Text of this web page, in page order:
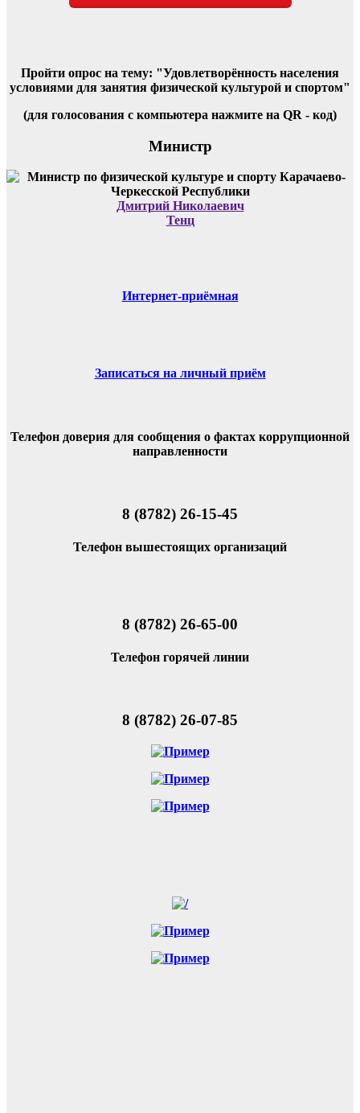
Пройти опрос на тему: "Удовлетворённость населения
условиями для занятия физической культурой и спортом"
(для голосования с компьютера нажмите на QR - код)
Министр
Дмитрий Николаевич
Тенц
Интернет-приёмная
Записаться на личный приём
Телефон доверия для сообщения о фактах коррупционной
направленности
8 (8782) 26-15-45
Телефон вышестоящих организаций
8 (8782) 26-65-00
Телефон горячей линии
8 (8782) 26-07-85